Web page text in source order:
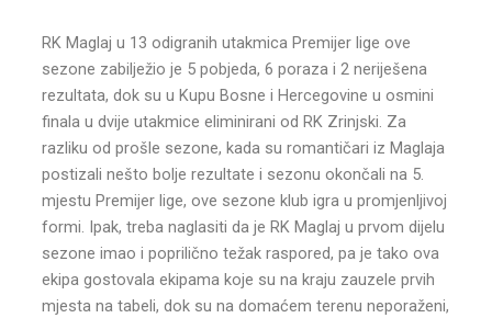
RK Maglaj u 13 odigranih utakmica Premijer lige ove
sezone zabilježio je 5 pobjeda, 6 poraza i 2 neriješena
rezultata, dok su u Kupu Bosne i Hercegovine u osmini
finala u dvije utakmice eliminirani od RK Zrinjski. Za
razliku od prošle sezone, kada su romantičari iz Maglaja
postizali nešto bolje rezultate i sezonu okončali na 5.
mjestu Premijer lige, ove sezone klub igra u promjenljivoj
formi. Ipak, treba naglasiti da je RK Maglaj u prvom dijelu
sezone imao i poprilično težak raspored, pa je tako ova
ekipa gostovala ekipama koje su na kraju zauzele prvih
mjesta na tabeli, dok su na domaćem terenu neporaženi,